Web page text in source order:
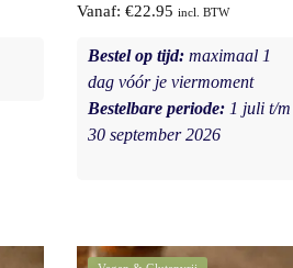
Vanaf:€22.95 incl. BTW
Bestel op tijd: maximaal 1
dag vóór je viermoment
Bestelbare periode: 1 juli t/m
30 september 2026